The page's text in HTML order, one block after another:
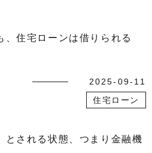
、住宅ローンは借りられる
2025-09-11
住宅ローン
とされる状態、つまり金融機